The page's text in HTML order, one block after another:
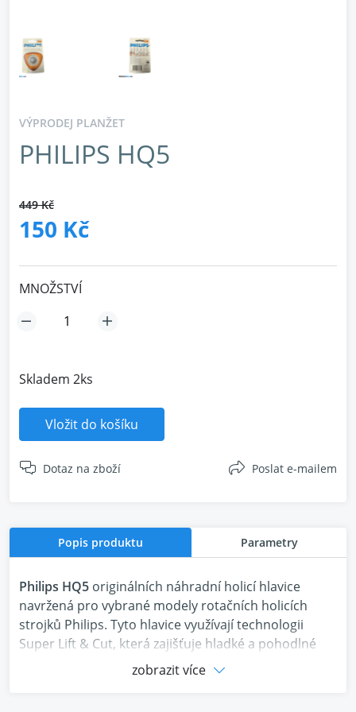
VÝPRODEJ PLANŽET
PHILIPS HQ5
449 Kč
150 Kč
MNOŽSTVÍ
Skladem 2ks
Vložit do košíku
Dotaz na zboží Poslat e-mailem
Popis produktu Parametry
Philips HQ5 originálních náhradní holicí hlavice
navržená pro vybrané modely rotačních holicích
strojků Philips. Tyto hlavice využívají technologii
Super Lift & Cut, která zajišťuje hladké a pohodlné
zobrazit více